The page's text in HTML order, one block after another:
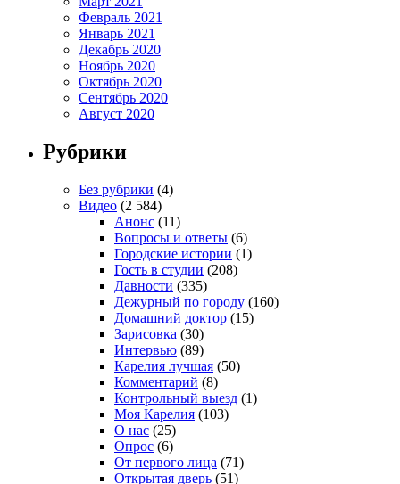
Февраль 2021
Январь 2021
Декабрь 2020
Ноябрь 2020
Октябрь 2020
Сентябрь 2020
Август 2020
Рубрики
Без рубрики (4)
Видео (2 584)
Анонс (11)
Вопросы и ответы (6)
Городские истории (1)
Гость в студии (208)
Давности (335)
Дежурный по городу (160)
Домашний доктор (15)
Зарисовка (30)
Интервью (89)
Карелия лучшая (50)
Комментарий (8)
Контрольный выезд (1)
Моя Карелия (103)
О нас (25)
Опрос (6)
От первого лица (71)
Открытая дверь (51)